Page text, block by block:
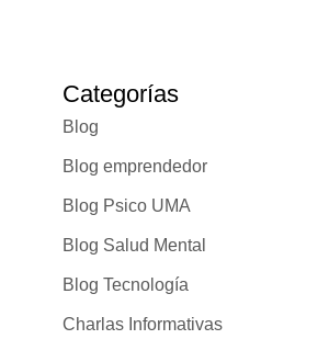
Categorías
Blog
Blog emprendedor
Blog Psico UMA
Blog Salud Mental
Blog Tecnología
Charlas Informativas